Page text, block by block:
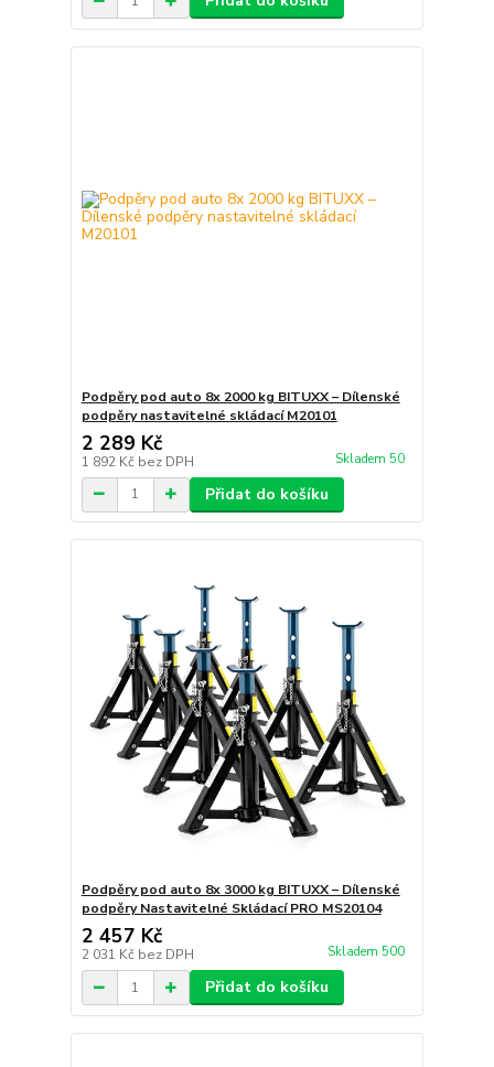
Podpěry pod auto 8x 2000 kg BITUXX – Dílenské
podpěry nastavitelné skládací M20101
2 289 Kč
1 892 Kč bez DPH Skladem 50
Přidat do košíku
Podpěry pod auto 8x 3000 kg BITUXX – Dílenské
podpěry Nastavitelné Skládací PRO MS20104
2 457 Kč
2 031 Kč bez DPH Skladem 500
Přidat do košíku